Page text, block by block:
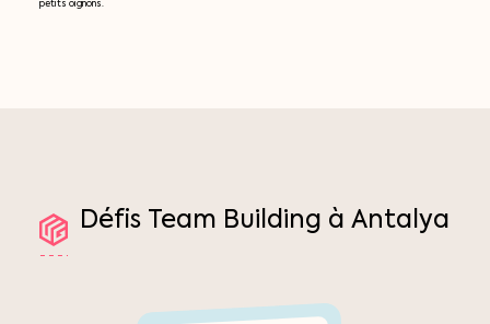
petits oignons.
Défis Team Building à Antalya